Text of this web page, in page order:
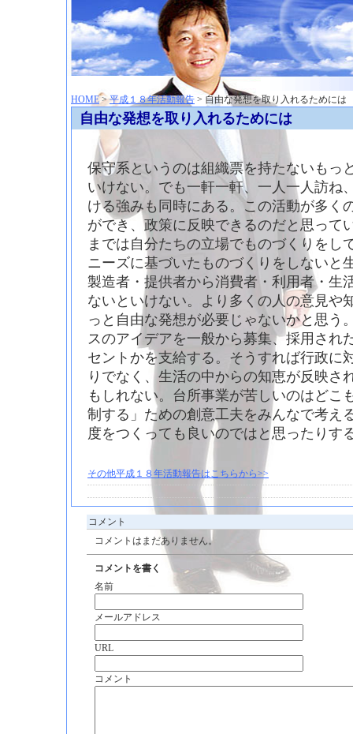
HOME>平成１８年活動報告 > 自由な発想を取り入れるためには
自由な発想を取り入れるためには
保守系というのは組織票を持たないもっ
いけない。でも一軒一軒、一人一人訪ね
ける強みも同時にある。この活動が多く
ができ、政策に反映できるのだと思って
までは自分たちの立場でものづくりをし
ニーズに基づいたものづくりをしないと
製造者・提供者から消費者・利用者・生
ないといけない。より多くの人の意見や
っと自由な発想が必要じゃないかと思う
スのアイデアを一般から募集、採用され
セントかを支給する。そうすれば行政に
りでなく、生活の中からの知恵が反映さ
もしれない。台所事業が苦しいのはどこ
制する」ための創意工夫をみんなで考え
度をつくっても良いのではと思ったりす
その他平成１８年活動報告はこちらから>>
コメント
コメントはまだありません。
コメントを書く
名前
メールアドレス
URL
コメント